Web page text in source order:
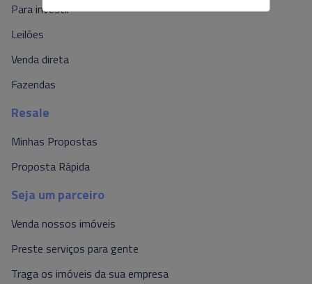
Para investir
Leilões
Venda direta
Fazendas
Resale
Minhas Propostas
Proposta Rápida
Seja um parceiro
Venda nossos imóveis
Preste serviços para gente
Traga os imóveis da sua empresa